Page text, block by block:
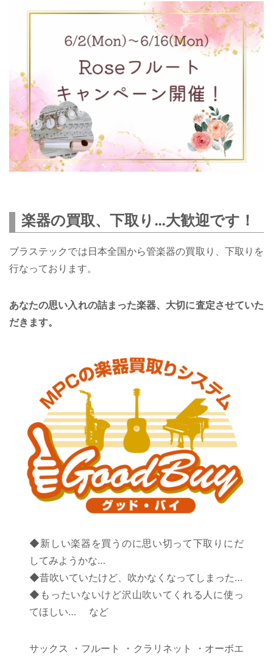
楽器の買取、下取り…大歓迎です！
ブラステックでは日本全国から管楽器の買取り、下取りを
行なっております。
あなたの思い入れの詰まった楽器、大切に査定させていた
だきます。
◆新しい楽器を買うのに思い切って下取りにだ
してみようかな…
◆昔吹いていたけど、吹かなくなってしまった…
◆もったいないけど沢山吹いてくれる人に使っ
てほしい… など
サックス ・フルート ・クラリネット ・オーボエ